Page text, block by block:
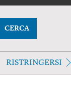
CERCA
RISTRINGERSI